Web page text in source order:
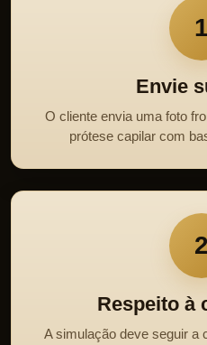
1
Envie
O cliente envia uma foto
prótese capilar com
2
Respeito à
A simulação deve seguir a